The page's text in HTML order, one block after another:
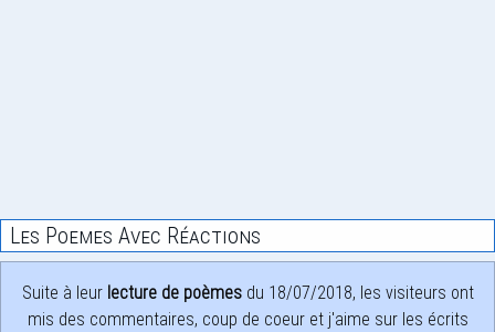
Les Poemes Avec Réactions
Suite à leur lecture de poèmesdu 18/07/2018, les visiteurs ont
mis des commentaires, coup de coeur et j'aime sur les écrits